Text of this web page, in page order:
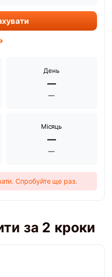
День
—
—
Місяць
—
—
Спробуйте ще раз.
за 2 кроки